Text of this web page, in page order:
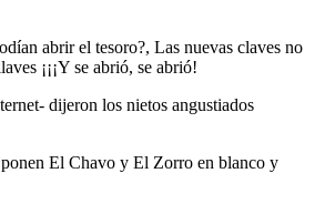
abrir el tesoro?, Las nuevas claves no
¡¡¡Y se abrió, se abrió!
dijeron los nietos angustiados
El Chavo y El Zorro en blanco y